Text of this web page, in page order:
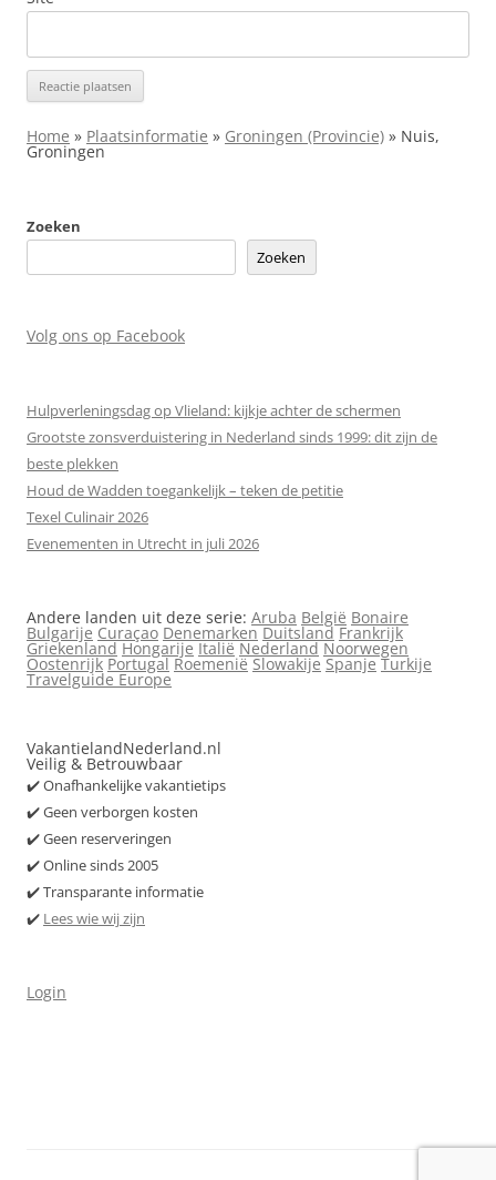
Home » Plaatsinformatie » Groningen (Provincie) » Nuis,
Groningen
Zoeken
Zoeken
Volg ons op Facebook
Hulpverleningsdag op Vlieland: kijkje achter de schermen
Grootste zonsverduistering in Nederland sinds 1999: dit zijn de
beste plekken
Houd de Wadden toegankelijk – teken de petitie
Texel Culinair 2026
Evenementen in Utrecht in juli 2026
Andere landen uit deze serie: Aruba België Bonaire
Bulgarije Curaçao Denemarken Duitsland Frankrijk
Griekenland Hongarije Italië Nederland Noorwegen
Oostenrijk Portugal Roemenië Slowakije Spanje Turkije
Travelguide Europe
VakantielandNederland.nl
Veilig & Betrouwbaar
✔️ Onafhankelijke vakantietips
✔️ Geen verborgen kosten
✔️ Geen reserveringen
✔️ Online sinds 2005
✔️ Transparante informatie
✔️ Lees wie wij zijn
Login